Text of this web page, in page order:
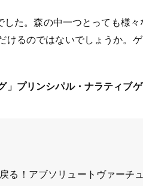
た。森の中一つとっても様々
けるのではないでしょうか。
」プリンシパル・ナラティブ
る！アブソリュートヴァーチ